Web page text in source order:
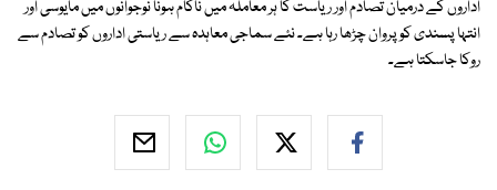
اداروں کے درمیان تصادم اور ریاست کا ہر معاملہ میں ناکام ہونا نوجوانوں میں مایوسی اور
انتہا پسندی کو پروان چڑھا رہا ہے۔ نئے سماجی معاہدہ سے ریاستی اداروں کو تصادم سے
روکا جاسکتا ہے۔